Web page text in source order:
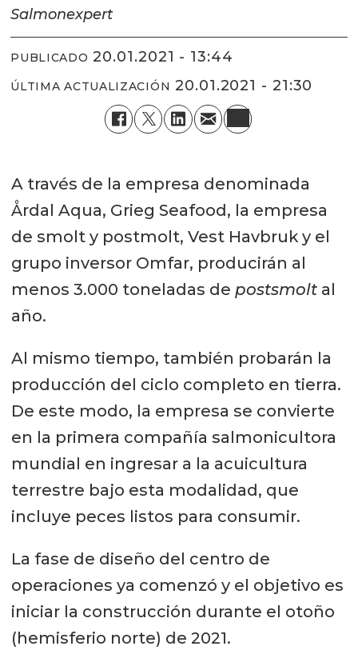
Salmonexpert
PUBLICADO 20.01.2021 - 13:44
ÚLTIMA ACTUALIZACIÓN 20.01.2021 - 21:30
A través de la empresa denominada
Årdal Aqua, Grieg Seafood, la empresa
de smolt y postmolt, Vest Havbruk y el
grupo inversor Omfar, producirán al
menos 3.000 toneladas de postsmoltal
año.
Al mismo tiempo, también probarán la
producción del ciclo completo en tierra.
De este modo, la empresa se convierte
en la primera compañía salmonicultora
mundial en ingresar a la acuicultura
terrestre bajo esta modalidad, que
incluye peces listos para consumir.
La fase de diseño del centro de
operaciones ya comenzó y el objetivo es
iniciar la construcción durante el otoño
(hemisferio norte) de 2021.